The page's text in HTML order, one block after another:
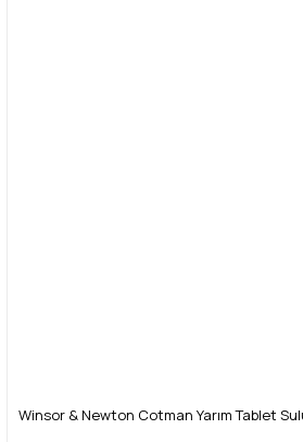
Winsor & Newton Cotman Yarım Tablet